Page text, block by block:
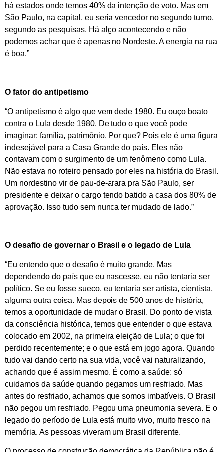
há estados onde temos 40% da intenção de voto. Mas em
São Paulo, na capital, eu seria vencedor no segundo turno,
segundo as pesquisas. Há algo acontecendo e não
podemos achar que é apenas no Nordeste. A energia na rua
é boa.”
O fator do antipetismo
“O antipetismo é algo que vem dede 1980. Eu ouço boato
contra o Lula desde 1980. De tudo o que você pode
imaginar: família, patrimônio. Por que? Pois ele é uma figura
indesejável para a Casa Grande do país. Eles não
contavam com o surgimento de um fenômeno como Lula.
Não estava no roteiro pensado por eles na história do Brasil.
Um nordestino vir de pau-de-arara pra São Paulo, ser
presidente e deixar o cargo tendo batido a casa dos 80% de
aprovação. Isso tudo sem nunca ter mudado de lado.”
O desafio de governar o Brasil e o legado de Lula
“Eu entendo que o desafio é muito grande. Mas
dependendo do país que eu nascesse, eu não tentaria ser
político. Se eu fosse sueco, eu tentaria ser artista, cientista,
alguma outra coisa. Mas depois de 500 anos de história,
temos a oportunidade de mudar o Brasil. Do ponto de vista
da consciência histórica, temos que entender o que estava
colocado em 2002, na primeira eleição de Lula; o que foi
perdido recentemente; e o que está em jogo agora. Quando
tudo vai dando certo na sua vida, você vai naturalizando,
achando que é assim mesmo. É como a saúde: só
cuidamos da saúde quando pegamos um resfriado. Mas
antes do resfriado, achamos que somos imbatíveis. O Brasil
não pegou um resfriado. Pegou uma pneumonia severa. E o
legado do período de Lula está muito vivo, muito fresco na
memória. As pessoas viveram um Brasil diferente.